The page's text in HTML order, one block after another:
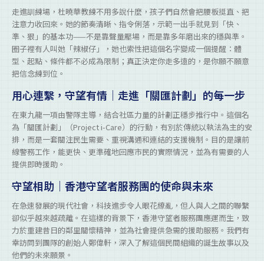
走進訓練場，杜曉華教練不用多說什麼，孩子們自然會把腰板挺直、把
注意力收回來。她的節奏清晰、指令俐落，示範一出手就見到「快、
準、狠」的基本功——不是靠聲量壓場，而是靠多年磨出來的穩與準。
圈子裡有人叫她「辣椒仔」，她也索性把這個名字變成一個提醒：體
型、起點、條件都不必成為限制；真正決定你走多遠的，是你願不願意
把信念練到位。
用心連繫，守望有情｜走進「關匯計劃」的每一步
在東九龍一項由警隊主導，結合社區力量的計劃正穩步推行中。這個名
為「關匯計劃」（Project i-Care）的行動，有別於傳統以執法為主的安
排，而是一套關注民生需要、重視溝通和連結的支援機制。目的是讓前
線警務工作，能更快、更準確地回應市民的實際情況，並為有需要的人
提供即時援助。
守望相助｜香港守望者服務團的使命與未來
在急速發展的現代社會，科技進步令人眼花繚亂，但人與人之間的聯繫
卻似乎越來越疏離。在這樣的背景下，香港守望者服務團應運而生，致
力於重建昔日的鄰里關懷精神，並為社會提供急需的援助服務。我們有
幸訪問到團隊的創始人鄭偉軒，深入了解這個民間組織的誕生故事以及
他們的未來願景。